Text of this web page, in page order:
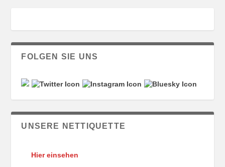
FOLGEN SIE UNS
UNSERE NETTIQUETTE
Hier einsehen